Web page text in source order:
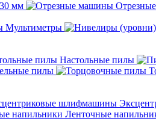
мм
Мультиметры
Настольные пилы
пилы
Ленточные